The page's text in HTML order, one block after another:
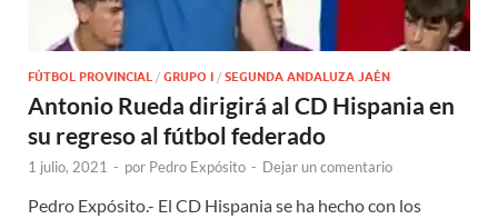
FÚTBOL PROVINCIAL / GRUPO I / SEGUNDA ANDALUZA JAÉN
Antonio Rueda dirigirá al CD Hispania en
su regreso al fútbol federado
1 julio, 2021 - por Pedro Expósito - Dejar un comentario
Pedro Expósito.- El CD Hispania se ha hecho con los